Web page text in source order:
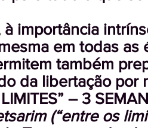
importância
em todas as
também
da libertação por
– 3
(“entre os